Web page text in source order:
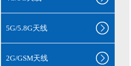
5G/5.8G天线
2G/GSM天线